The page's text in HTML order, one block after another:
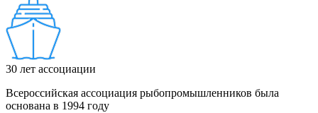
30 лет ассоциации
Всероссийская ассоциация рыбопромышленников была
основана в 1994 году